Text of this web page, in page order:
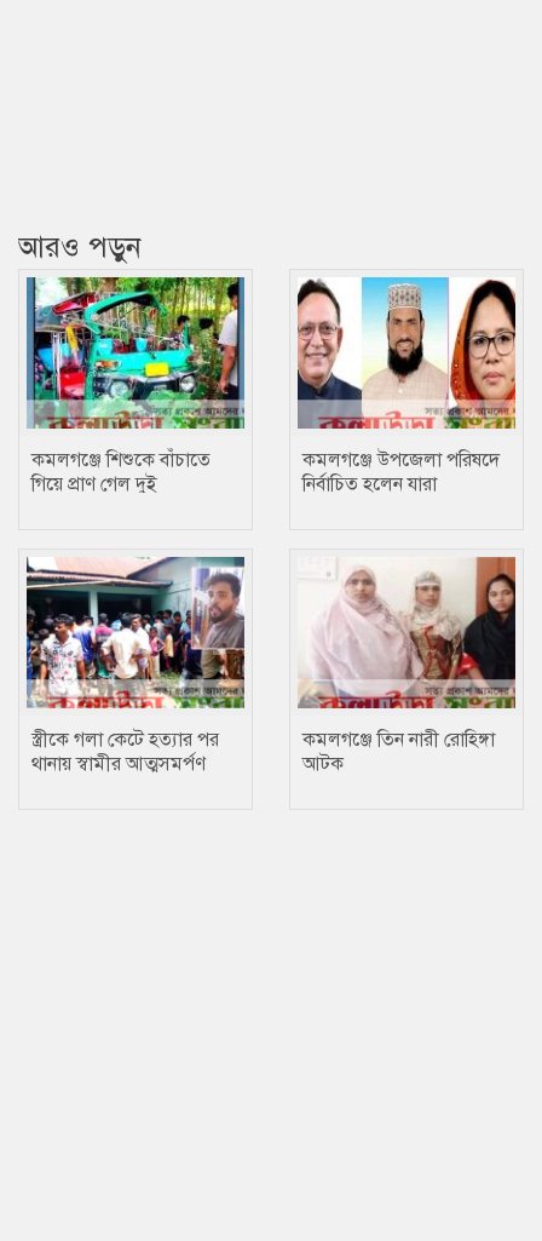
আরও পড়ুন
কমলগঞ্জে শিশুকে বাঁচাতে
গিয়ে প্রাণ গেল দুই
কমলগঞ্জে উপজেলা পরিষদে
নির্বাচিত হলেন যারা
স্ত্রীকে গলা কেটে হত্যার পর
থানায় স্বামীর আত্মসমর্পণ
কমলগঞ্জে তিন নারী রোহিঙ্গা
আটক